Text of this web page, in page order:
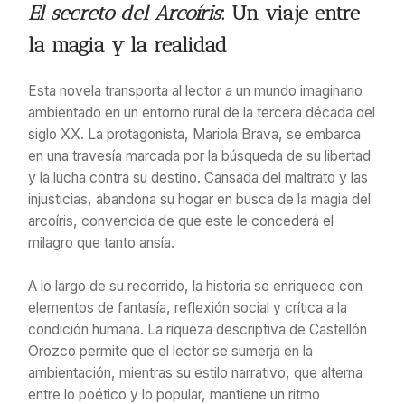
El secreto del Arcoíris: Un viaje entre
la magia y la realidad
Esta novela transporta al lector a un mundo imaginario
ambientado en un entorno rural de la tercera década del
siglo XX. La protagonista, Mariola Brava, se embarca
en una travesía marcada por la búsqueda de su libertad
y la lucha contra su destino. Cansada del maltrato y las
injusticias, abandona su hogar en busca de la magia del
arcoíris, convencida de que este le concederá el
milagro que tanto ansía.
A lo largo de su recorrido, la historia se enriquece con
elementos de fantasía, reflexión social y crítica a la
condición humana. La riqueza descriptiva de Castellón
Orozco permite que el lector se sumerja en la
ambientación, mientras su estilo narrativo, que alterna
entre lo poético y lo popular, mantiene un ritmo